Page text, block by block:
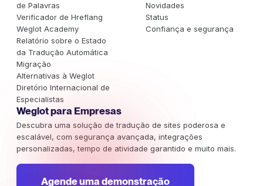
de Palavras
Verificador de Hreflang
Weglot Academy
Relatório sobre o Estado
da Tradução Automática
Migração
Alternativas à Weglot
Diretório Internacional de
Especialistas
Novidades
Status
Confiança e segurança
Weglot para Empresas
Descubra uma solução de tradução de sites poderosa e
escalável, com segurança avançada, integrações
personalizadas, tempo de atividade garantido e muito mais.
Agende uma demonstração